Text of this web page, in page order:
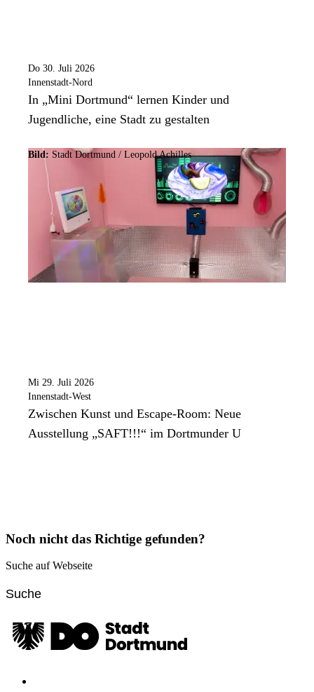
Do 30. Juli 2026
Innenstadt-Nord
In „Mini Dortmund“ lernen Kinder und
Jugendliche, eine Stadt zu gestalten
Bild: Stadt Dortmund / Leopold Achilles
Mi 29. Juli 2026
Innenstadt-West
Zwischen Kunst und Escape-Room: Neue
Ausstellung „SAFT!!!“ im Dortmunder U
Noch nicht das Richtige gefunden?
Suche auf Webseite